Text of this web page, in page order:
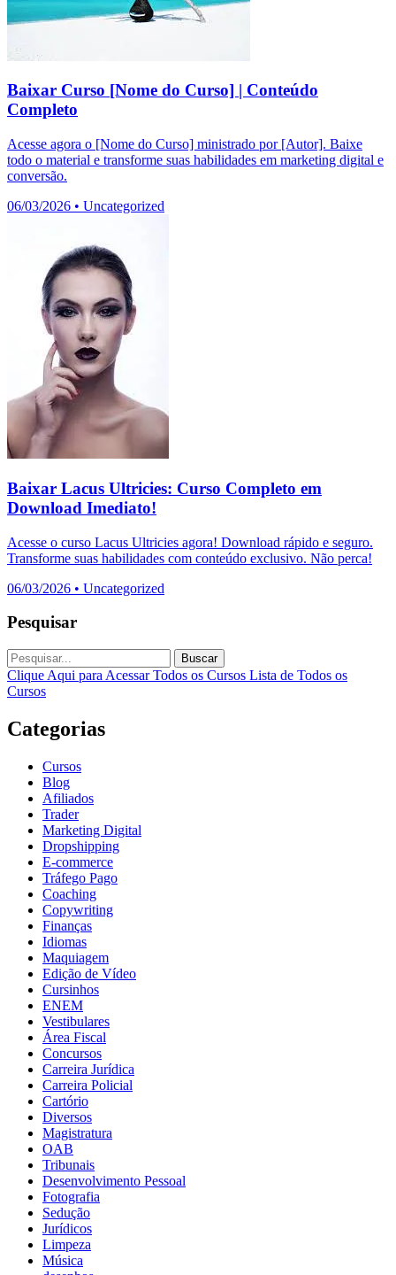
Baixar Curso [Nome do Curso] | Conteúdo
Completo
Acesse agora o [Nome do Curso] ministrado por [Autor]. Baixe
todo o material e transforme suas habilidades em marketing digital e
conversão.
06/03/2026 • Uncategorized
Baixar Lacus Ultricies: Curso Completo em
Download Imediato!
Acesse o curso Lacus Ultricies agora! Download rápido e seguro.
Transforme suas habilidades com conteúdo exclusivo. Não perca!
06/03/2026 • Uncategorized
Pesquisar
Buscar
Clique Aqui para Acessar Todos os Cursos Lista de Todos os
Cursos
Categorias
Cursos
Blog
Afiliados
Trader
Marketing Digital
Dropshipping
E-commerce
Tráfego Pago
Coaching
Copywriting
Finanças
Idiomas
Maquiagem
Edição de Vídeo
Cursinhos
ENEM
Vestibulares
Área Fiscal
Concursos
Carreira Jurídica
Carreira Policial
Cartório
Diversos
Magistratura
OAB
Tribunais
Desenvolvimento Pessoal
Fotografia
Sedução
Jurídicos
Limpeza
Música